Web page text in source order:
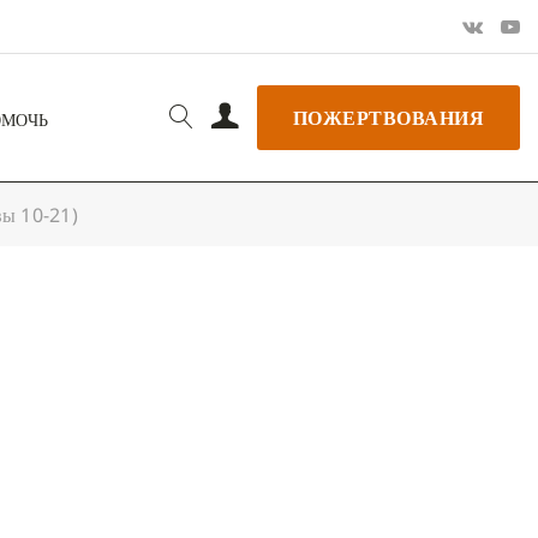
ПОЖЕРТВОВАНИЯ
10-21)